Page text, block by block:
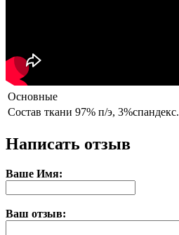
Основные
Состав ткани 97% п/э, 3%спандекс.
Написать отзыв
Ваше Имя:
Ваш отзыв: